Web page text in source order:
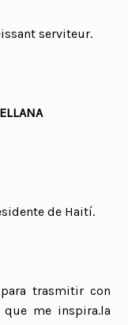
serviteur.
de Haití.
trasmitir con
me inspira.la